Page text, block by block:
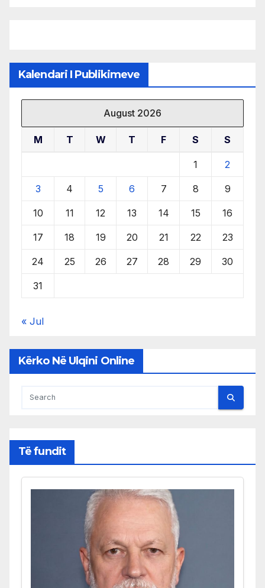
Kalendari I Publikimeve
August 2026
M T W T F S S
1 2
3 4 5 6 7 8 9
10 11 12 13 14 15 16
17 18 19 20 21 22 23
24 25 26 27 28 29 30
31
« Jul
Kërko Në Ulqini Online
Të fundit